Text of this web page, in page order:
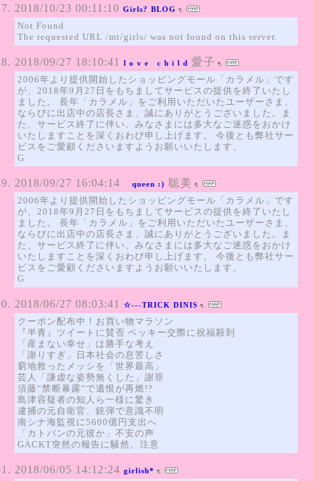
2018/10/23 00:11:10 Girls? BLOG
Not Found
The requested URL /mt/girls/ was not found on this server.
2018/09/27 18:10:41 l o v e c h i l d 愛子
2006年より提供開始したショッピングモール「カラメル」です
が、2018年9月27日をもちましてサービスの提供を終了いたし
ました。 長年「カラメル」をご利用いただいたユーザーさま、
ならびに出店中の店長さま、誠にありがとうございました。ま
た、サービス終了に伴い、みなさまには多大なご迷惑をおかけ
いたしますことを深くおわび申し上げます。 今後とも弊社サー
ビスをご愛顧くださいますようお願いいたします。
G
2018/09/27 16:04:14 queen :) 聡美
2006年より提供開始したショッピングモール「カラメル」です
が、2018年9月27日をもちましてサービスの提供を終了いたし
ました。 長年「カラメル」をご利用いただいたユーザーさま、
ならびに出店中の店長さま、誠にありがとうございました。ま
た、サービス終了に伴い、みなさまには多大なご迷惑をおかけ
いたしますことを深くおわび申し上げます。 今後とも弊社サー
ビスをご愛顧くださいますようお願いいたします。
G
2018/06/27 08:03:41 ☆---TRICK DINIS
クーポン配布中！お買い物マラソン
『半青』ツイートに賛否 ベッキー交際に祝福殺到
「産まない幸せ」は勝手な考え
「謝りすぎ」日本社会の息苦しさ
窮地救ったメッシを「世界最高」
芸人「謙虚な姿勢無くした」謝罪
須藤“禁断暴露”で遺恨が再燃!?
島津容疑者の知人ら一様に驚き
逮捕の元自衛官、銃弾で意識不明
南シナ海監視に5600億円支出へ
「カトパンの元彼か」不安の声
GACKT突然の報告に騒然、注意
2018/06/05 14:12:24 girlish*